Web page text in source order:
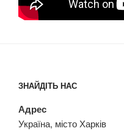
ЗНАЙДІТЬ НАС
Адрес
Україна, місто Харків